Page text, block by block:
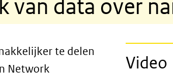
van data over
te delen
Network
Video